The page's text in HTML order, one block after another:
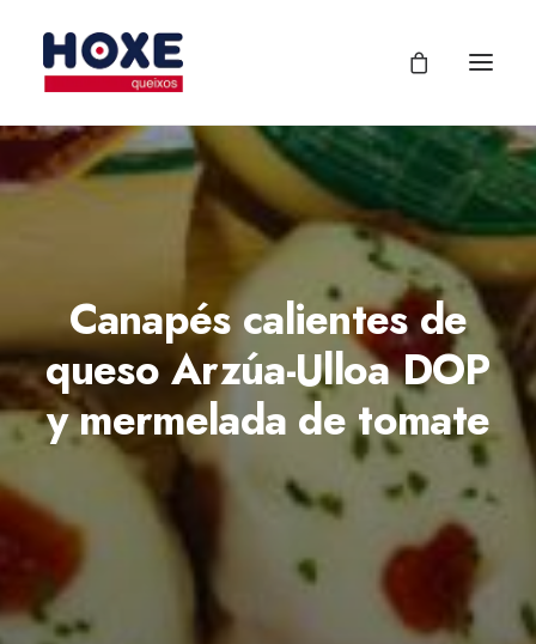
Canapés calientes de
queso Arzúa-Ulloa DOP
y mermelada de tomate